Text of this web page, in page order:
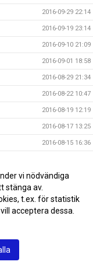
2016-09-29 22:14
2016-09-19 23:14
2016-09-10 21:09
2016-09-01 18:58
2016-08-29 21:34
2016-08-22 10:47
2016-08-19 12:19
2016-08-17 13:25
2016-08-15 16:36
2016-08-13 08:52
2016-08-08 22:23
2016-08-08 03:12
vi nödvändiga
stänga av.
t.ex. för statistik
acceptera dessa.